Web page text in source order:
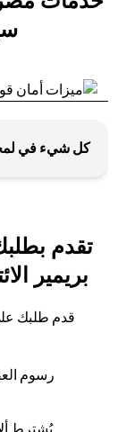
كل شيء في
تقدم
بريمير
قدم طلبك
رسوم العضوية